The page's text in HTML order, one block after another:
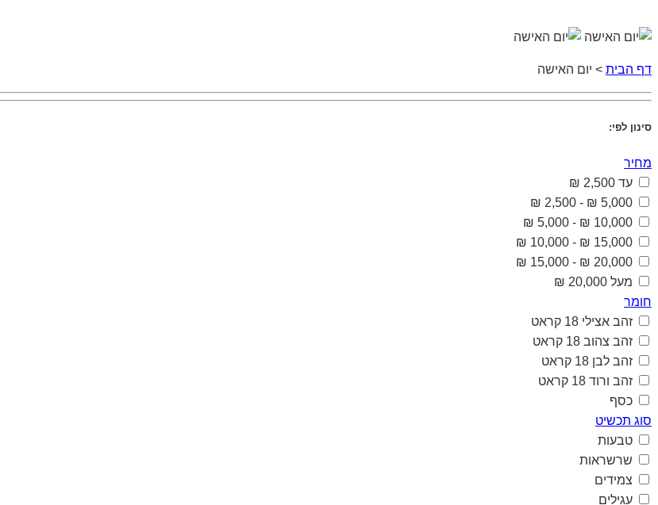
דף הבית > יום האישה
סינון לפי:
מחיר
עד 2,500 ₪
5,000 ₪ - 2,500 ₪
10,000 ₪ - 5,000 ₪
15,000 ₪ - 10,000 ₪
20,000 ₪ - 15,000 ₪
מעל 20,000 ₪
חומר
זהב אצילי 18 קראט
זהב צהוב 18 קראט
זהב לבן 18 קראט
זהב ורוד 18 קראט
כסף
סוג תכשיט
טבעות
שרשראות
צמידים
עגילים